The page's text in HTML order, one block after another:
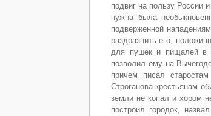
подвиг на пользу России
нужна была
подверженной
раздразнить его,
для пушек и пищалей в
позволил ему на
причем писал
Строганова крестьянам
земли не копал и хором
построил городок,